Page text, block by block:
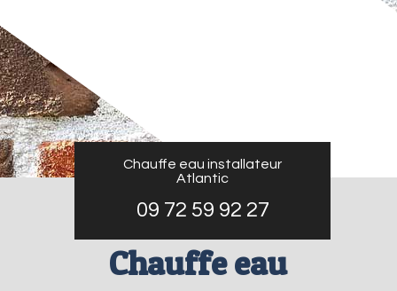
Chauffe eau installateur
Atlantic
09 72 59 92 27
Chauffe eau